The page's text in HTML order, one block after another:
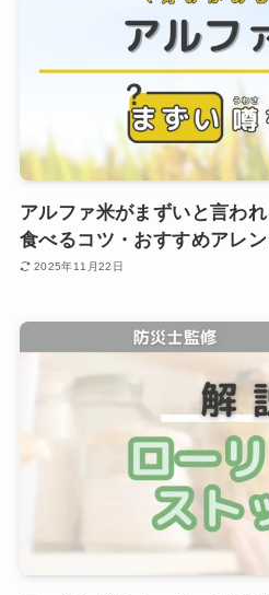
アルファ米がまずいと言わ
食べるコツ・おすすめアレ
2025年11月22日